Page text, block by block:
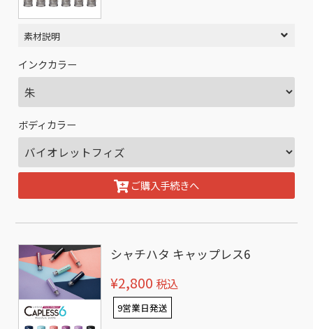
素材説明
インクカラー
ボディカラー
ご購入手続きへ
シャチハタ キャップレス6
¥2,800 税込
9営業日発送